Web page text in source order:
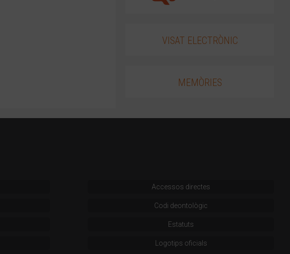
VISAT ELECTRÒNIC
MEMÒRIES
Accessos directes
Codi deontològic
Estatuts
Logotips oficials